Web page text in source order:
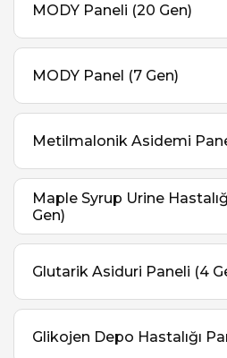
MODY Paneli (20 Gen)
MODY Panel (7 Gen)
Metilmalonik Asidemi
Maple Syrup Urine
Gen)
Glutarik Asiduri Paneli (4
Glikojen Depo Hastalığı